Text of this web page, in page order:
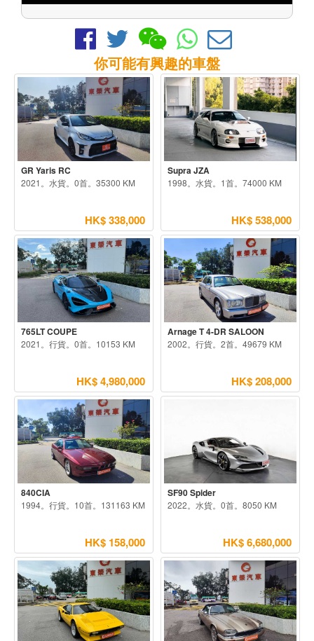
你可能有興趣的車盤
GR Yaris RC
2021。水貨。0首。35300 KM
HK$ 338,000
Supra JZA
1998。水貨。1首。74000 KM
HK$ 538,000
765LT COUPE
2021。行貨。0首。10153 KM
HK$ 4,980,000
Arnage T 4-DR SALOON
2002。行貨。2首。49679 KM
HK$ 208,000
840CIA
1994。行貨。10首。131163 KM
HK$ 158,000
SF90 Spider
2022。水貨。0首。8050 KM
HK$ 6,680,000